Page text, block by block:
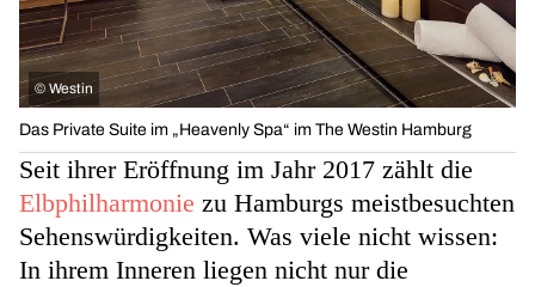
© Westin
Das Private Suite im „Heavenly Spa“ im The Westin Hamburg
Seit ihrer Eröffnung im Jahr 2017 zählt die
Elbphilharmonie zu Hamburgs meistbesuchten
Sehenswürdigkeiten. Was viele nicht wissen:
In ihrem Inneren liegen nicht nur die